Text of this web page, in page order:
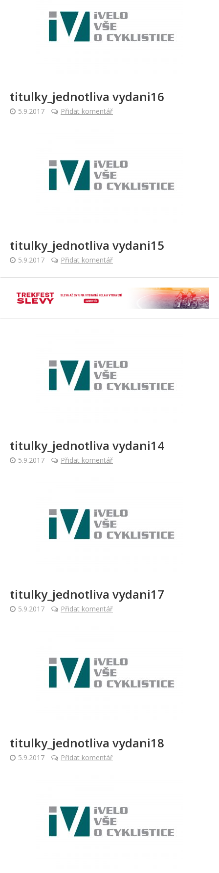
titulky_jednotliva vydani16
5.9.2017 Přidat komentář
titulky_jednotliva vydani15
5.9.2017 Přidat komentář
titulky_jednotliva vydani14
5.9.2017 Přidat komentář
titulky_jednotliva vydani17
5.9.2017 Přidat komentář
titulky_jednotliva vydani18
5.9.2017 Přidat komentář